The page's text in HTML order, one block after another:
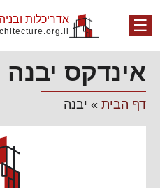
☰ אדריכלות
אינדקס יבנה
דף הבית » יבנה